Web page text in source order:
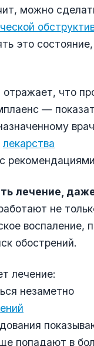
можно
это
отражает, что
—
лекарства
лечение,
не
воспаление,
обострений.
лечение:
незаметно
попадают в